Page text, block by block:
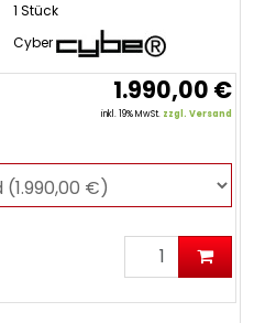
1 Stück
Cyber
1.990,00 €
inkl. 19% MwSt. zzgl. Versand